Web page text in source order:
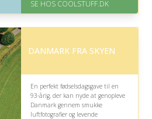
Levering: Standard leveringstid
Fremragende Trustpilot rating
SE HOS COOLSTUFF.DK
DANMARK FRA SKYEN
En perfekt fødselsdagsgave til en
93-årig, der kan nyde at genopleve
Danmark gennem smukke
luftfotografier og levende